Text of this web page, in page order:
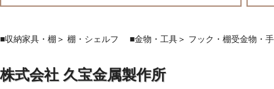
■収納家具・棚 ＞ 棚・シェルフ ■金物・工具＞ フック・棚受金物・
株式会社 久宝金属製作所